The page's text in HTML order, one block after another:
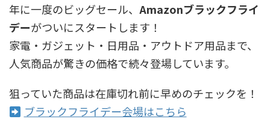
年に一度のビッグセール、 Amazonブラックフライ
デーがついにスタートします！
家電・ガジェット・日用品・アウトドア用品まで、
人気商品が驚きの価格で続々登場しています。
狙っていた商品は在庫切れ前に早めのチェックを！
ブラックフライデー会場はこちら